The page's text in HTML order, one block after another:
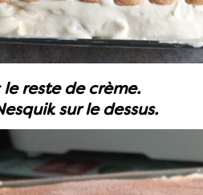
reste de crème.
sur le dessus.